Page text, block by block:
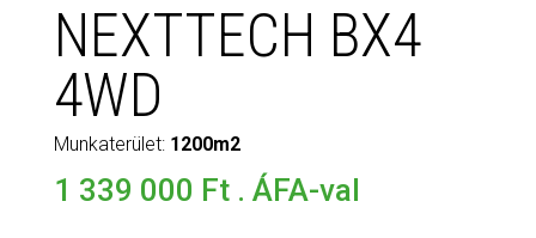
NEXTTECH BX4
4WD
Munkaterület:1200m2
1 339 000 Ft . ÁFA-val